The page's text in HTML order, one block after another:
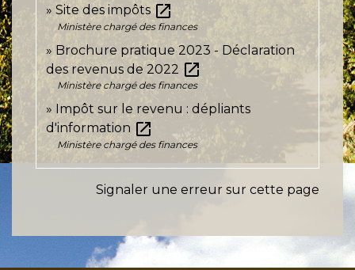
Site des impôts open_in_new
Ministère chargé des finances
Brochure pratique 2023 - Déclaration
des revenus de 2022 open_in_new
Ministère chargé des finances
Impôt sur le revenu : dépliants
d'information open_in_new
Ministère chargé des finances
Signaler une erreur sur cette page